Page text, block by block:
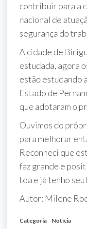
contribuir para a
nacional de
segurança do
A cidade de
estudada, agora
estão estudando
Estado de
que adotaram o
Ouvimos do
para melhorar
Reconheci que
faz grande e
toa e já tenho seu
Autor: Milene
Categoria Notícia